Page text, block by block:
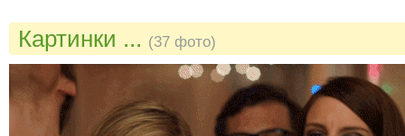
Картинки ... (37 фото)